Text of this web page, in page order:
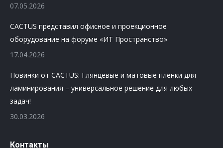
07.05.2026
CACTUS представил офисное и проекционное
оборудование на форуме «ИТ Пространство»
17.04.2026
Новинки от CACTUS: Глянцевые и матовые пленки для
ламинирования – универсальное решение для любых
задач!
30.03.2026
Контакты